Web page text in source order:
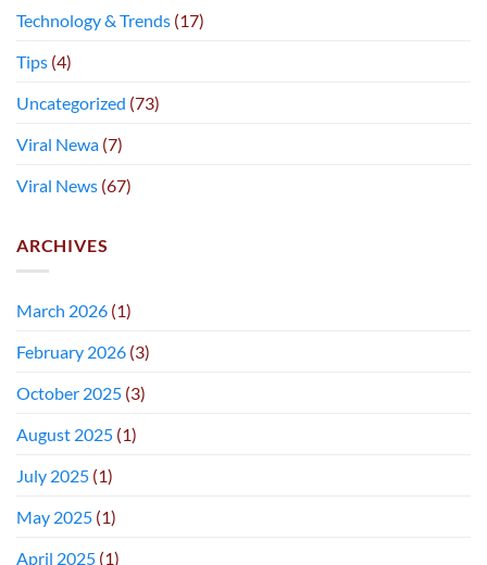
Technology & Trends (17)
Tips (4)
Uncategorized (73)
Viral Newa (7)
Viral News (67)
ARCHIVES
March 2026 (1)
February 2026 (3)
October 2025 (3)
August 2025 (1)
July 2025 (1)
May 2025 (1)
April 2025 (1)